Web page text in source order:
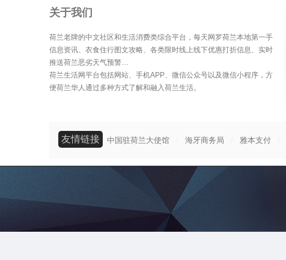
关于我们
荷兰老牌的中文社区和生活消费类综合平台，每天网罗荷兰本地第一手
信息资讯、衣食住行图文攻略、各类限时线上线下优惠打折信息、实时
推送荷兰恶劣天气预警…
荷兰生活网平台包括网站、手机APP、微信公众号以及微信小程序，方
便荷兰华人通过多种方式了解和融入荷兰生活。
友情链接 中国驻荷兰大使馆 海牙商务局 雅本支付